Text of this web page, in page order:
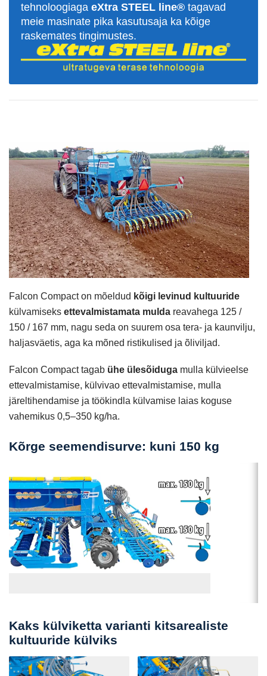
tehnoloogiaga eXtra STEEL line® tagavad
meie masinate pika kasutusaja ka kõige
raskemates tingimustes.
Falcon Compact on mõeldud kõigi levinud kultuuride
külvamiseks ettevalmistamata mulda reavahega 125 /
150 / 167 mm, nagu seda on suurem osa tera- ja kaunvilju,
haljasväetis, aga ka mõned ristikulised ja õliviljad.
Falcon Compact tagab ühe ülesõiduga mulla külvieelse
ettevalmistamise, külvivao ettevalmistamise, mulla
järeltihendamise ja töökindla külvamise laias koguse
vahemikus 0,5–350 kg/ha.
Kõrge seemendisurve: kuni 150 kg
Kaks külviketta varianti kitsarealiste
kultuuride külviks